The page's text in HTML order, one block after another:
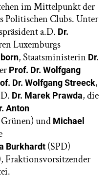
im Mittelpunkt der
Politischen Clubs. Unter
a.D. Dr.
Luxemburgs
, Staatsministerin Dr.
Prof. Dr. Wolfgang
Dr. Wolfgang Streeck,
Dr. Marek Prawda, die
Anton
und Michael
Burkhardt (SPD)
Fraktionsvorsitzender